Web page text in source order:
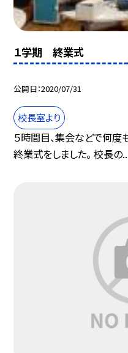
１学期 終業式
公開日 2020/07/31
校長室より
５時間目、集会などで何度
終業式をしました。 校長の